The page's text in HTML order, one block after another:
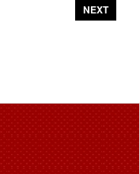
NEXT